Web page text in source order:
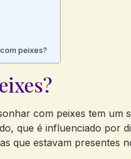
peixes?
com peixes tem
que é influenciado por
que estavam presentes